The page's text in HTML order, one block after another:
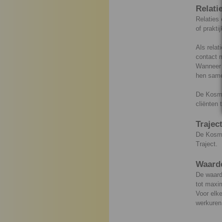
Relaties
of
Als
contact
hen
De
cliënten
Traject
De
Traject.
De
tot
Voor